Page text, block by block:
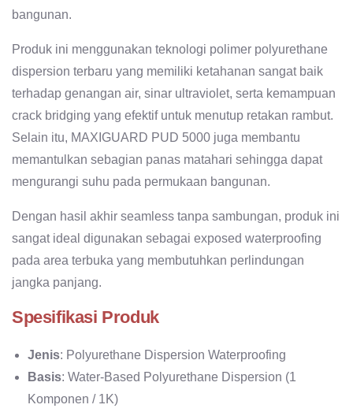
bangunan.
Produk ini menggunakan teknologi polimer polyurethane
dispersion terbaru yang memiliki ketahanan sangat baik
terhadap genangan air, sinar ultraviolet, serta kemampuan
crack bridging yang efektif untuk menutup retakan rambut.
Selain itu, MAXIGUARD PUD 5000 juga membantu
memantulkan sebagian panas matahari sehingga dapat
mengurangi suhu pada permukaan bangunan.
Dengan hasil akhir seamless tanpa sambungan, produk ini
sangat ideal digunakan sebagai exposed waterproofing
pada area terbuka yang membutuhkan perlindungan
jangka panjang.
Spesifikasi Produk
Jenis: Polyurethane Dispersion Waterproofing
Basis: Water-Based Polyurethane Dispersion (1
Komponen / 1K)